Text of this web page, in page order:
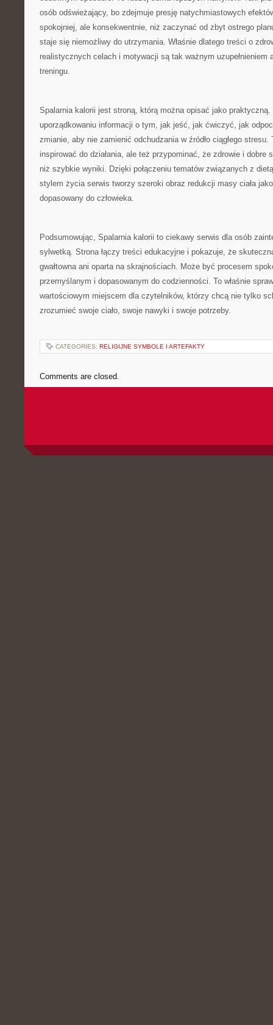
osób odświeżający, bo zdejmuje presję natychmiastowych
spokojniej, ale konsekwentnie, niż zaczynać od zbyt ostrego
staje się niemożliwy do utrzymania. Właśnie dlatego treści o
realistycznych celach i motywacji są tak ważnym uzupełnieniem
treningu.
Spalarnia kalorii jest stroną, którą można opisać jako
uporządkowaniu informacji o tym, jak jeść, jak ćwiczyć, jak
zmianie, aby nie zamienić odchudzania w źródło ciągłego
inspirować do działania, ale też przypominać, że zdrowie i dobre
niż szybkie wyniki. Dzięki połączeniu tematów związanych z
stylem życia serwis tworzy szeroki obraz redukcji masy ciała
dopasowany do człowieka.
Podsumowując, Spalarnia kalorii to ciekawy serwis dla osób
sylwetką. Strona łączy treści edukacyjne i pokazuje, że
gwałtowna ani oparta na skrajnościach. Może być procesem
przemyślanym i dopasowanym do codzienności. To właśnie
wartościowym miejscem dla czytelników, którzy chcą nie tylko
zrozumieć swoje ciało, swoje nawyki i swoje potrzeby.
CATEGORIES: RELIGIJNE SYMBOLE I ARTEFAKTY
Comments are closed.